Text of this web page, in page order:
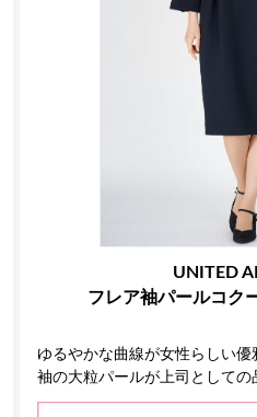
UNITED
フレア袖パールコク
ゆるやかな曲線が女性らしい優
袖の大粒パールが上司としての